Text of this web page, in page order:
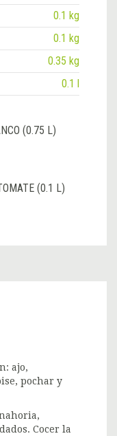
0.1 kg
0.1 kg
0.35 kg
0.1 l
(0.75 L)
(0.1 L)
ajo,
pochar y
Cocer la